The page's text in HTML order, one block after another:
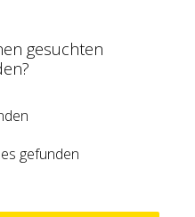
gesuchten
gefunden